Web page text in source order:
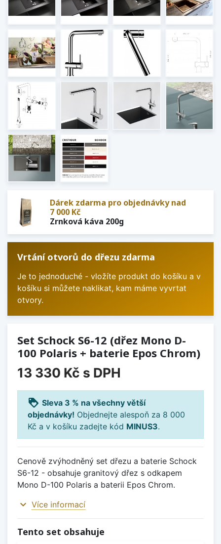
Dárek zdarma pro objednávky nad
7 000 Kč
Zrnková káva 200g
Vrtání otvorů do dřezu zdarma
Je to jednoduché - vložíte produkt do košíku a v
košíku si můžete naklikat, kam máme vyvrtat
otvory.
Set Schock S6-12 (dřez Mono D-
100 Polaris + baterie Epos Chrom)
13 330 Kč s DPH
loyalty Sleva 3 % na všechny větší
objednávky! Objednejte alespoň za 8 000
Kč a v košíku zadejte kód MINUS3.
Cenově zvýhodněný set dřezu a baterie Schock
S6-12 - obsahuje granitový dřez s odkapem
Mono D-100 Polaris a baterii Epos Chrom.
expand_more Více informací
Tento set obsahuje